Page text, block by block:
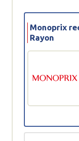
Monoprix
Rayon